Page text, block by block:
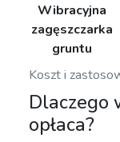
Koszt i
Wibracyjna
zagęszczarka
gruntu
Dlaczego
opłaca?